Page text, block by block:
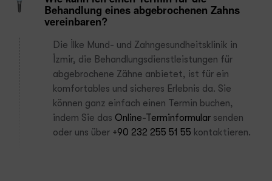
Behandlung eines abgebrochenen Zahns
vereinbaren?
Die İlke Mund- und Zahngesundheitsklinik in
İzmir, die Behandlungsdienstleistungen für
abgebrochene Zähne anbietet, ist für ein
komfortables und sicheres Erlebnis da. Sie
können ganz einfach einen Termin buchen,
indem Sie das Online-Terminformular senden
oder uns über +90 232 255 51 55 kontaktieren.